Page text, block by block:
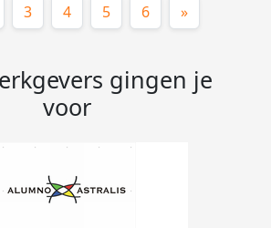
3 4 5 6 »
gingen je
voor